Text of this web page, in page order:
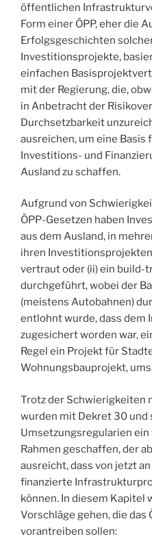
öffentlichen
Form einer ÖPP, eher die
Erfolgsgeschichten
Investitionsprojekte,
einfachen
mit der Regierung, die,
in Anbetracht der
Durchsetzbarkeit
ausreichen, um eine
Investitions- und
Ausland zu schaffen.
Aufgrund von
ÖPP-Gesetzen haben
aus dem Ausland, in
ihren
vertraut oder (ii) ein build-
durchgeführt, wobei der
(meistens Autobahnen)
entlohnt wurde, dass dem
zugesichert worden war,
Regel ein Projekt für
Wohnungsbauprojekt,
Trotz der Schwierigkeiten
wurden mit Dekret 30 und
Umsetzungsregularien
Rahmen geschaffen, der
ausreicht, dass von jetzt
finanzierte
können. In diesem Kapitel
Vorschläge gehen, die
vorantreiben sollen: